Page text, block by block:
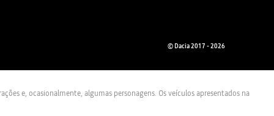
© Dacia 2017 - 2026
e, ocasionalmente, algumas personagens. Os veículos apresentados na